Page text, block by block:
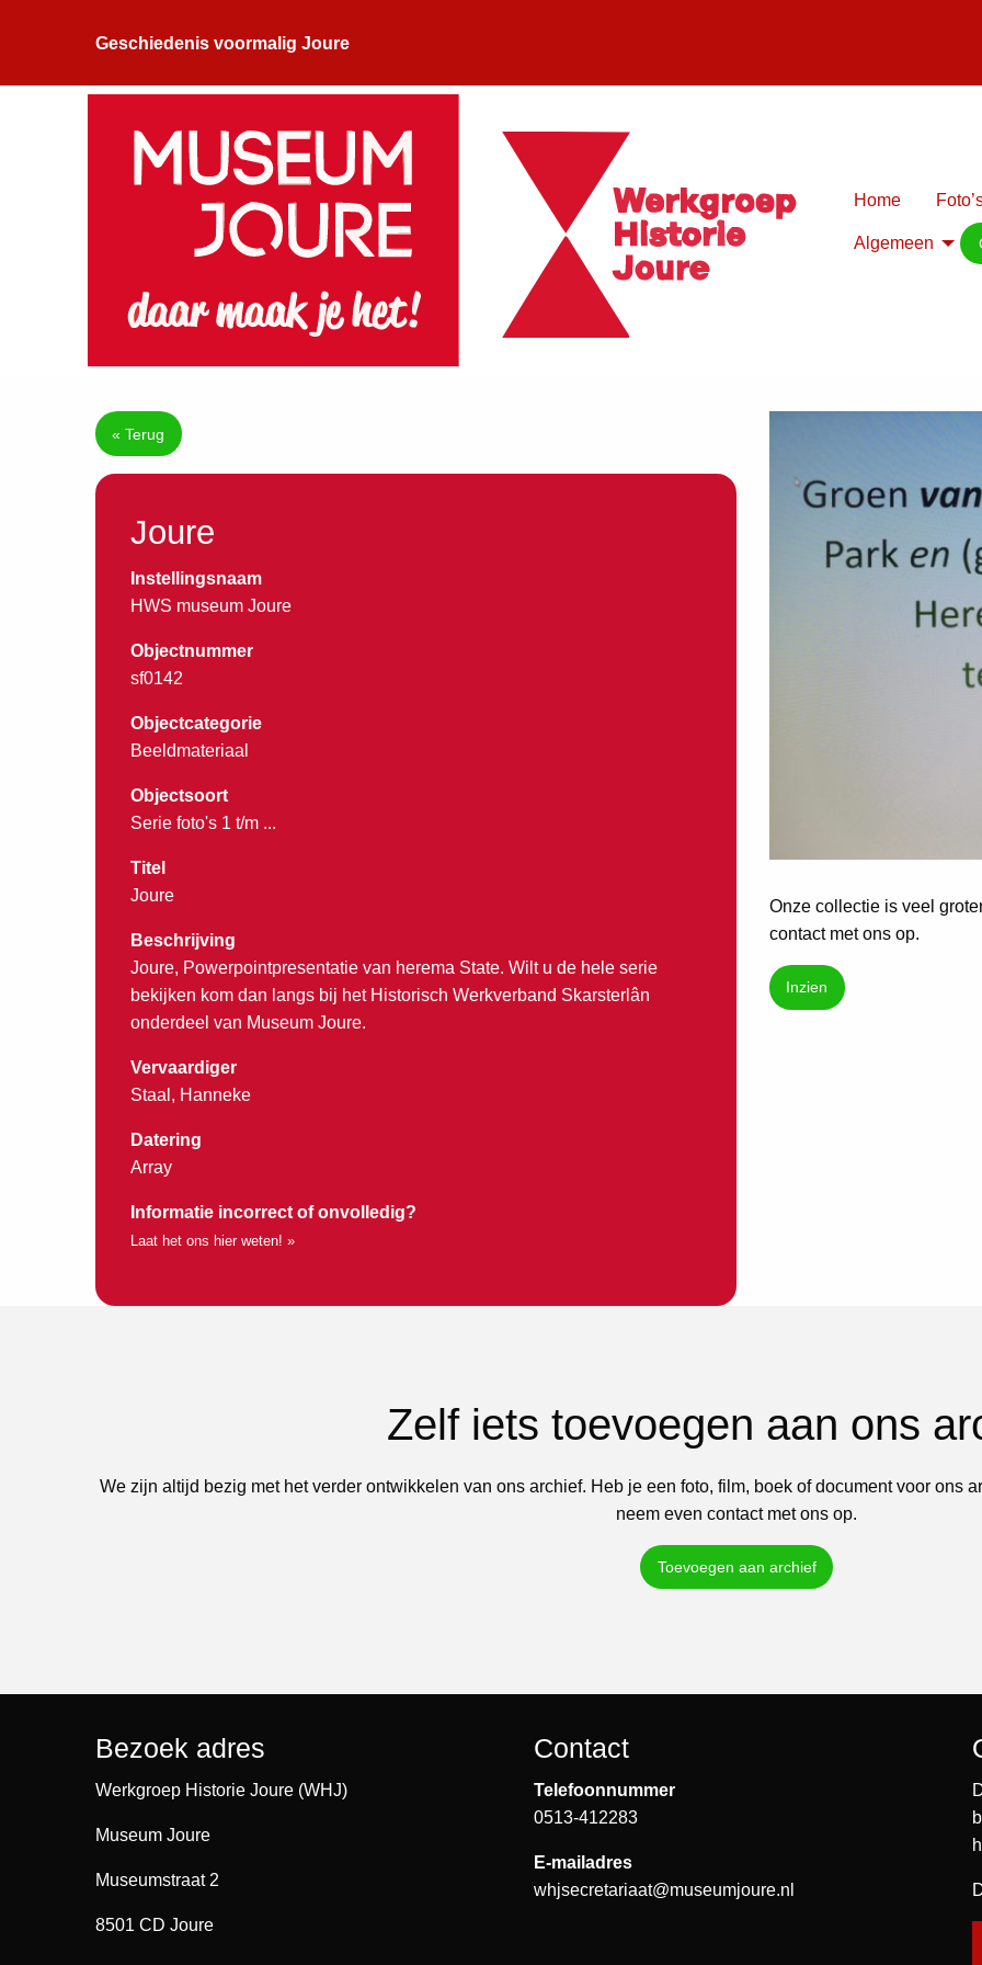
Geschiedenis voormalig Joure
Home
Algemeen
« Terug
Joure
Instellingsnaam
HWS museum Joure
Objectnummer
sf0142
Objectcategorie
Beeldmateriaal
Objectsoort
Serie foto's 1 t/m ...
Titel
Joure
Beschrijving
Joure, Powerpointpresentatie van herema State. Wilt u de hele serie
bekijken kom dan langs bij het Historisch Werkverband Skarsterlân
onderdeel van Museum Joure.
Vervaardiger
Staal, Hanneke
Datering
Array
Informatie incorrect of onvolledig?
Laat het ons hier weten! »
Onze collectie is veel
contact met ons op.
Inzien
Zelf iets toevoegen aan ons
We zijn altijd bezig met het verder ontwikkelen van ons archief. Heb je een foto, film, boek of document voor ons
neem even contact met ons op.
Toevoegen aan archief
Bezoek adres
Werkgroep Historie Joure (WHJ)
Museum Joure
Museumstraat 2
8501 CD Joure
Contact
Telefoonnummer
0513-412283
E-mailadres
whjsecretariaat@museumjoure.nl